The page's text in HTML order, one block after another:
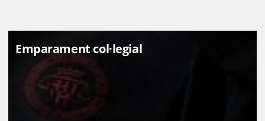
Emparament col·legial